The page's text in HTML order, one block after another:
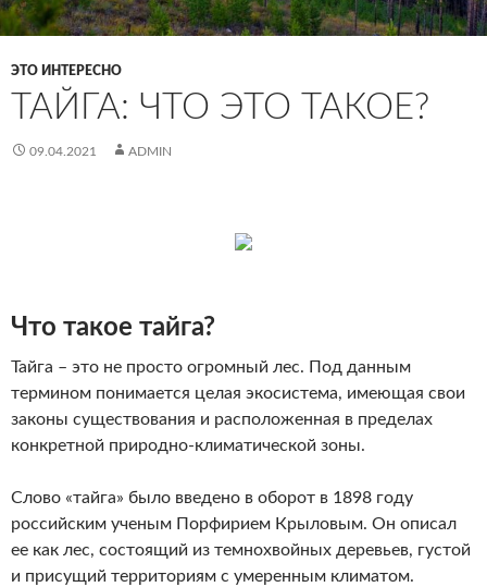
ЭТО ИНТЕРЕСНО
ТАЙГА: ЧТО ЭТО ТАКОЕ?
09.04.2021 ADMIN
Что такое тайга?
Тайга – это не просто огромный лес. Под данным
термином понимается целая экосистема, имеющая свои
законы существования и расположенная в пределах
конкретной природно-климатической зоны.
Слово «тайга» было введено в оборот в 1898 году
российским ученым Порфирием Крыловым. Он описал
ее как лес, состоящий из темнохвойных деревьев, густой
и присущий территориям с умеренным климатом.